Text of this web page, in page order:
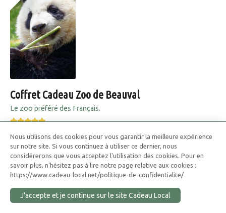
Coffret Cadeau Zoo de Beauval
Le zoo préféré des Français.
Offrez des entrées pour voir 3000 animaux !
ADRESSE Zoo De Beauval, Saint-Aignan, France
Nous utilisons des cookies pour vous garantir la meilleure expérience
sur notre site. Si vous continuez à utiliser ce dernier, nous
considérerons que vous acceptez l'utilisation des cookies. Pour en
savoir plus, n'hésitez pas à lire notre page relative aux cookies :
https://www.cadeau-local.net/politique-de-confidentialite/
J'accepte et je continue sur le site Cadeau Local